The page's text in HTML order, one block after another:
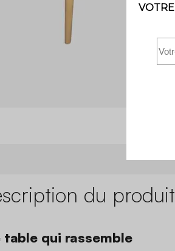
du produit
table qui rassemble